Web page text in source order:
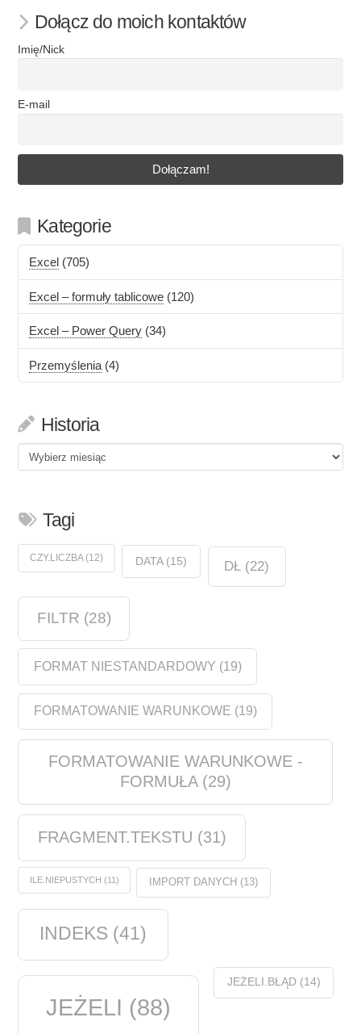
Dołącz do moich kontaktów
Imię/Nick
E-mail
Kategorie
Excel (705)
Excel – formuły tablicowe (120)
Excel – Power Query (34)
Przemyślenia (4)
Historia
Historia
Tagi
CZY.LICZBA(12) DATA(15) DŁ (22)
FILTR (28)
FORMAT NIESTANDARDOWY (19)
FORMATOWANIE WARUNKOWE (19)
FORMATOWANIE WARUNKOWE -
FORMUŁA(29)
FRAGMENT.TEKSTU (31)
ILE.NIEPUSTYCH (11) IMPORT DANYCH (13)
INDEKS (41)
JEŻELI (88)
JEŻELI.BŁĄD(14)